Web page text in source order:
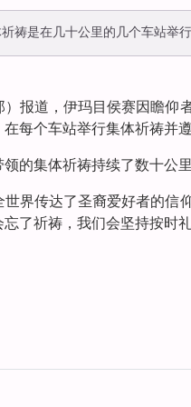
祷是在几十公里的几个车站举
报道，伊玛目侯赛因瞻仰
每个车站举行集体祈祷并遵
的集体祈祷持续了数十公里
界传达了圣裔爱好者的
了祈祷，我们会坚持按时礼